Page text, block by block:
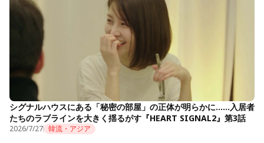
シグナルハウスにある「秘密の部屋」の正体が明らかに……入居者
たちのラブラインを大きく揺るがす『HEART SIGNAL2』第3話
2026/7/27 韓流・アジア